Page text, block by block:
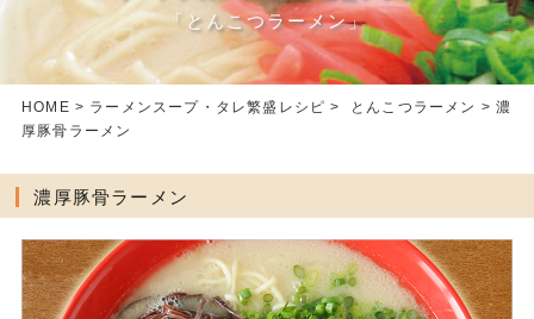
「とんこつラーメン」
HOME > ラーメンスープ・タレ繁盛レシピ > とんこつラーメン > 濃
厚豚骨ラーメン
濃厚豚骨ラーメン